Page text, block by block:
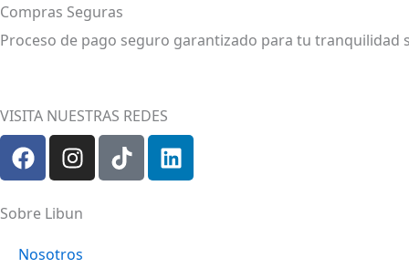
Compras Seguras
Proceso de pago seguro garantizado para tu tranquilidad
VISITA NUESTRAS REDES
F
a
c
e
o
I
n
s
t
g
T
i
k
L
i
n
Sobre Libun
Nosotros